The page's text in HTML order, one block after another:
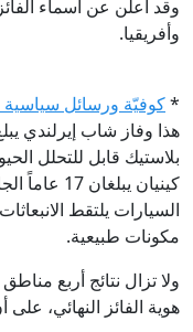
وقد أُعلن عن أسماء
وأفريقيا.
*كوفيّة ورسائل
بلاستيك قابل للتحلل
كينيان
السيارات يلتقط
مكونات طبيعية.
ولا تزال نتائج أربع
هوية الفائز النهائي،